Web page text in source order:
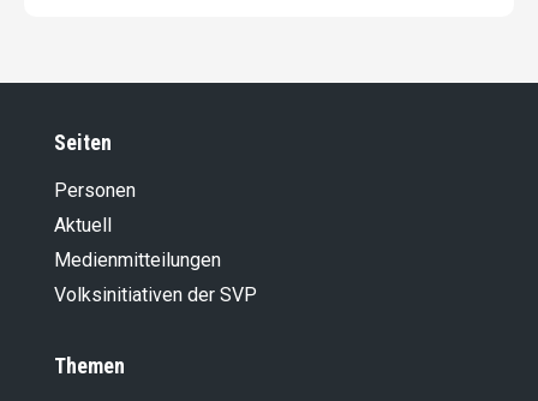
Seiten
Personen
Aktuell
Medienmitteilungen
Volksinitiativen der SVP
Themen